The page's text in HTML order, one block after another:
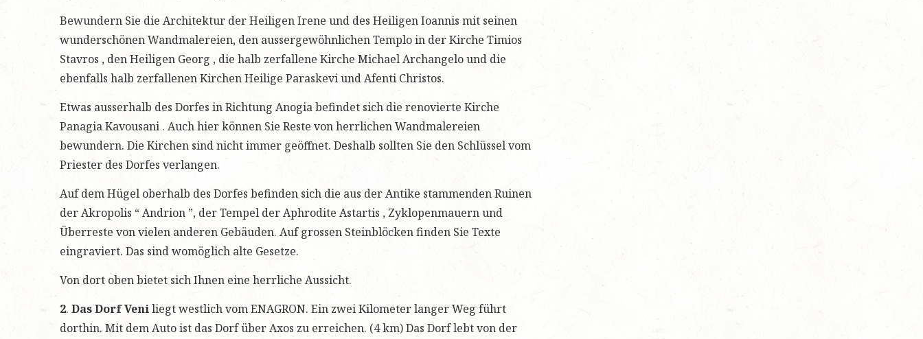
Bewundern Sie die Architektur der Heiligen Irene und des Heiligen Ioannis mit seinen
wunderschönen Wandmalereien, den aussergewöhnlichen Templo in der Kirche Timios
Stavros , den Heiligen Georg , die halb zerfallene Kirche Michael Archangelo und die
ebenfalls halb zerfallenen Kirchen Heilige Paraskevi und Afenti Christos.
Etwas ausserhalb des Dorfes in Richtung Anogia befindet sich die renovierte Kirche
Panagia Kavousani . Auch hier können Sie Reste von herrlichen Wandmalereien
bewundern. Die Kirchen sind nicht immer geöffnet. Deshalb sollten Sie den Schlüssel vom
Priester des Dorfes verlangen.
Auf dem Hügel oberhalb des Dorfes befinden sich die aus der Antike stammenden Ruinen
der Akropolis “ Andrion ”, der Tempel der Aphrodite Astartis , Zyklopenmauern und
Überreste von vielen anderen Gebäuden. Auf grossen Steinblöcken finden Sie Texte
eingraviert. Das sind womöglich alte Gesetze.
Von dort oben bietet sich Ihnen eine herrliche Aussicht.
2.Das Dorf Veniliegt westlich vom ENAGRON. Ein zwei Kilometer langer Weg führt
dorthin. Mit dem Auto ist das Dorf über Axos zu erreichen. (4 km) Das Dorf lebt von der